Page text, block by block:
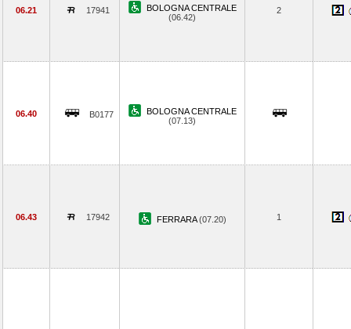
06.21 17941
BOLOGNA CENTRALE
(06.42)
2
06.40 B0177
BOLOGNA CENTRALE
(07.13)
06.43 17942 FERRARA(07.20) 1